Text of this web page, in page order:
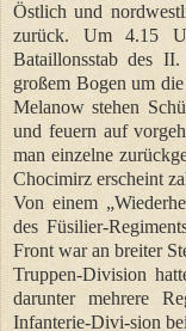
Östlich und
zurück. Um 4.15
Bataillonsstab des
großem Bogen um
Melanow stehen
und feuern auf
man einzelne
Chocimirz erscheint
Von einem
des Füsilier-
Front war an breiter
Truppen-Division
darunter mehrere
Infanterie-Divi-sion